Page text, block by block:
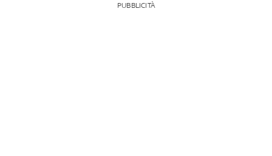
PUBBLICITÀ